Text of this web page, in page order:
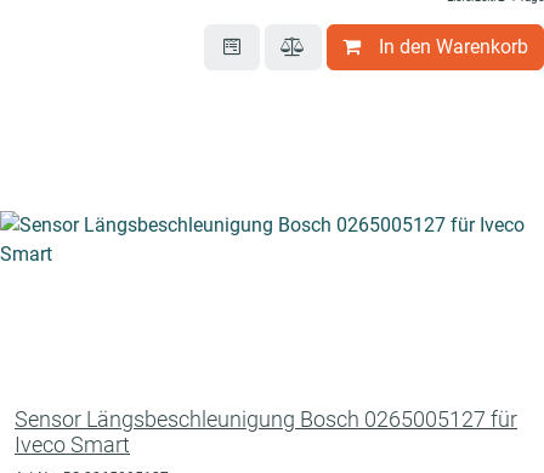
In den Warenkorb
Sensor Längsbeschleunigung Bosch 0265005127 für
Iveco Smart